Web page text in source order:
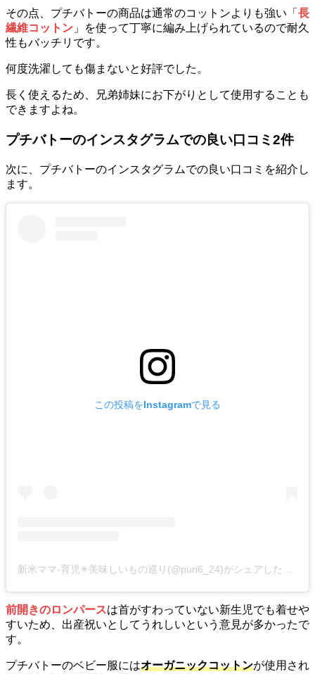
その点、プチバトーの商品は通常のコットンよりも強い「 長
繊維コットン 」を使って丁寧に編み上げられているので耐久
性もバッチリです。
何度洗濯しても傷まないと好評でした。
長く使えるため、兄弟姉妹にお下がりとして使用することも
できますよね。
プチバトーのインスタグラムでの良い口コミ2件
次に、プチバトーのインスタグラムでの良い口コミを紹介し
ます。
この投稿をInstagramで見る
前開きのロンパースは首がすわっていない新生児でも着せや
すいため、出産祝いとしてうれしいという意見が多かったで
す。
プチバトーのベビー服にはオーガニックコットンが使用され